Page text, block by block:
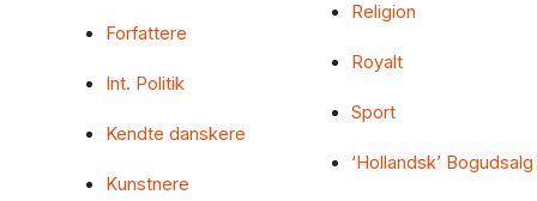
Forfattere
Int. Politik
Kendte danskere
Kunstnere
Religion
Royalt
Sport
‘Hollandsk’ Bogudsalg